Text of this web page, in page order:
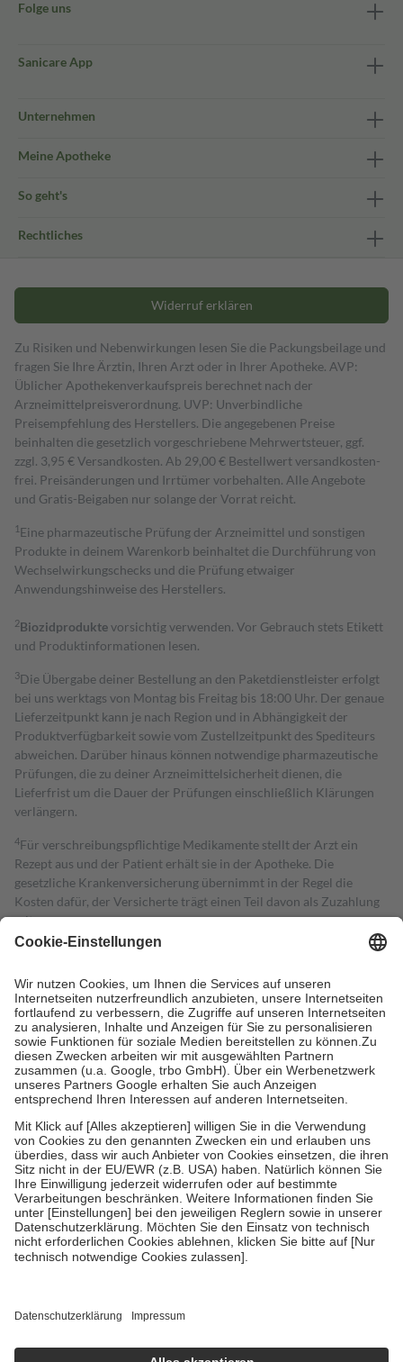
Folge uns
Sanicare App
Unternehmen
Meine Apotheke
So geht's
Rechtliches
Widerruf erklären
Zu Risiken und Nebenwirkungen lesen Sie die Packungsbeilage und
fragen Sie Ihre Ärztin, Ihren Arzt oder in Ihrer Apotheke. AVP:
Üblicher Apothekenverkaufspreis berechnet nach der
Arzneimittelpreisverordnung. UVP: Unverbindliche
Preisempfehlung des Herstellers. Die angegebenen Preise
beinhalten die gesetzlich vorgeschriebene Mehrwertsteuer, ggf.
zzgl. 3,95 € Versandkosten. Ab 29,00 € Bestell­wert versand­kosten­
frei. Preisänderungen und Irrtümer vorbehalten. Alle Angebote
und Gratis-Beigaben nur solange der Vorrat reicht.
1 Eine pharmazeutische Prüfung der Arzneimittel und sonstigen
Produkte in deinem Warenkorb beinhaltet die Durchführung von
Wechselwirkungschecks und die Prüfung etwaiger
Anwendungshinweise des Herstellers.
2Biozidproduktevorsichtig verwenden. Vor Gebrauch stets Etikett
und Produktinformationen lesen.
3Die Übergabe deiner Bestellung an den Paketdienstleister erfolgt
bei uns werktags von Montag bis Freitag bis 18:00 Uhr. Der genaue
Lieferzeitpunkt kann je nach Region und in Abhängigkeit der
Produktverfügbarkeit sowie vom Zustellzeitpunkt des Spediteurs
abweichen. Darüber hinaus können notwendige pharmazeutische
Prüfungen, die zu deiner Arzneimittelsicherheit dienen, die
Lieferfrist um die Dauer der Prüfungen einschließlich Klärungen
verlängern.
4Für verschreibungspflichtige Medikamente stellt der Arzt ein
Rezept aus und der Patient erhält sie in der Apotheke. Die
gesetzliche Krankenversicherung übernimmt in der Regel die
Kosten dafür, der Versicherte trägt einen Teil davon als Zuzahlung
mit.
Grundsätzlich leisten Mitglieder Zuzahlungen in Höhe von zehn
höchstens zehn Euro.
Es sind jedoch nie mehr als die tatsächlichen
Kosten der Leistung zu entrichten.
Diese Regeln gelten grundsätzlich auch für Online-Apotheken.
Bei Heilmitteln und häuslicher Krankenpflege beträgt die
Zuzahlung zehn Prozent der Kosten sowie zehn Euro je
Verordnung.
Um das Engagement der Versicherten für ihre eigene Gesundheit zu
stärken und die besondere Stellung der Familie zu unterstützen,
fallenkeine Zuzahlungenan bei:
• Kindern und Jugendlichen bis zum vollendeten 18. Lebensjahr
mit Ausnahme der Fahrkosten
• Untersuchungen zur Vorsorge und Früherkennung, die von der
GKV getragen werden
• empfohlenen Schutzimpfungen
• Harn- und Blutteststreifen
getroffen, um sicherzustellen, dass es sich um echte Bewertungen
https://help.etrusted.com/hc/de/articles/4419944605341